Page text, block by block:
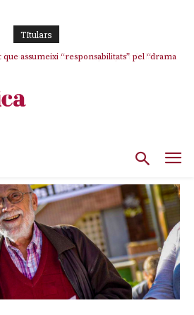
TItulars
assumeixi “responsabilitats” pel “drama
seleccions catalanes per part de la UFEC